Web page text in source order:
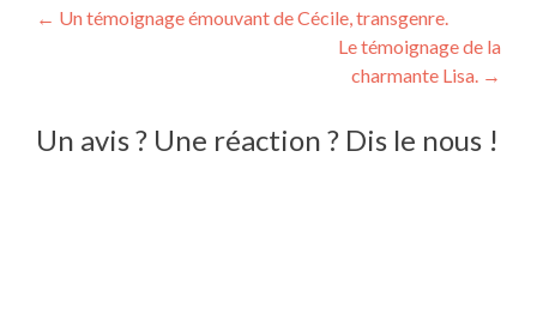
Navigation
← Un témoignage émouvant de Cécile, transgenre.
Le témoignage de la
charmante Lisa. →
Un avis ? Une réaction ? Dis le nous !